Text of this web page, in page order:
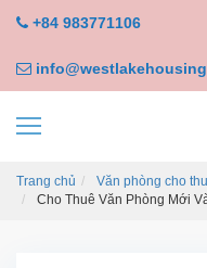
+84 983771106
Trang chủ Văn phòng cho
Cho Thuê Văn Phòng Mới